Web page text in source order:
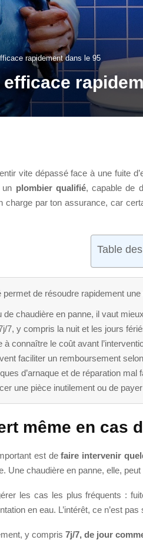
rapidement dans le 95
vite dépassé face à une fuite
un plombier qualifié, capable de
charge par ton assurance, car
Table
permet de résoudre rapidement
chaudière en panne, il vaut
7, y compris la nuit et les jours
connaître le coût avant
faciliter un remboursement
d’arnaque et de réparation mal
une pièce inutilement ou de
même en cas
est defaire intervenir
Une chaudière en panne, elle,
les cas les plus fréquents :
en eau. L’intérêt, ce n’est
y compris7j/7, de jour